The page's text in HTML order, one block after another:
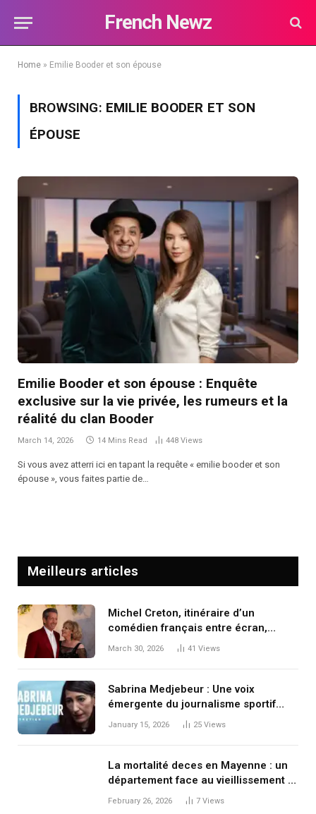
French Newz
Home » Emilie Booder et son épouse
BROWSING: EMILIE BOODER ET SON
ÉPOUSE
Emilie Booder et son épouse : Enquête
exclusive sur la vie privée, les rumeurs et la
réalité du clan Booder
March 14, 2026 14 Mins Read 448 Views
Si vous avez atterri ici en tapant la requête « emilie booder et son
épouse », vous faites partie de…
Meilleurs articles
Michel Creton, itinéraire d’un
comédien français entre écran,
plume et cité
March 30, 2026 41 Views
Sabrina Medjebeur : Une voix
émergente du journalisme sportif
français
January 15, 2026 25 Views
La mortalité deces en Mayenne : un
département face au vieillissement et
aux défis démographiques
February 26, 2026 7 Views